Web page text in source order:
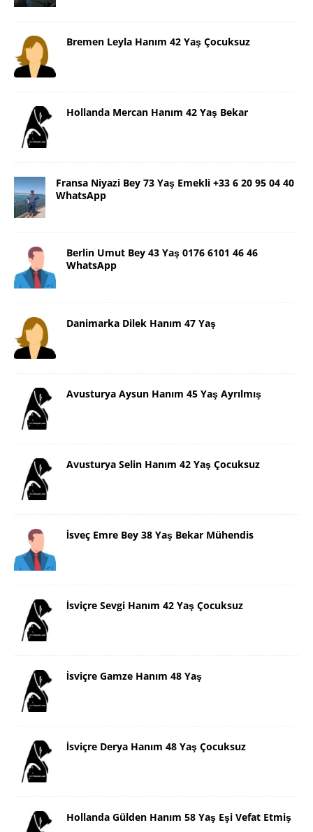
Bremen Leyla Hanım 42 Yaş Çocuksuz
Hollanda Mercan Hanım 42 Yaş Bekar
Fransa Niyazi Bey 73 Yaş Emekli +33 6 20 95 04 40
WhatsApp
Berlin Umut Bey 43 Yaş 0176 6101 46 46
WhatsApp
Danimarka Dilek Hanım 47 Yaş
Avusturya Aysun Hanım 45 Yaş Ayrılmış
Avusturya Selin Hanım 42 Yaş Çocuksuz
İsveç Emre Bey 38 Yaş Bekar Mühendis
İsviçre Sevgi Hanım 42 Yaş Çocuksuz
İsviçre Gamze Hanım 48 Yaş
İsviçre Derya Hanım 48 Yaş Çocuksuz
Hollanda Gülden Hanım 58 Yaş Eşi Vefat Etmiş